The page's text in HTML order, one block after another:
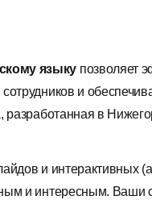
языку позволяет
и
в
и интерактивных
и интересным. Ваши